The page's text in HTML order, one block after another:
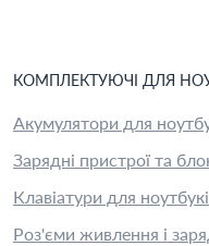
КОМПЛЕКТУЮЧІ ДЛЯ
Акумулятори для
Зарядні пристрої та
Клавіатури для
Роз'єми живлення і